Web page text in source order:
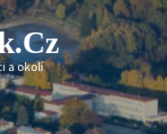
a okolí